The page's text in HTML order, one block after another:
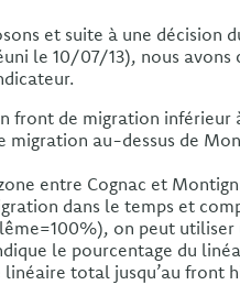
et suite à une décision
le 10/07/13), nous avons
front de migration inférieur
au-dessus de
entre Cognac et
dans le temps et
on peut
le pourcentage du
total jusqu’au front